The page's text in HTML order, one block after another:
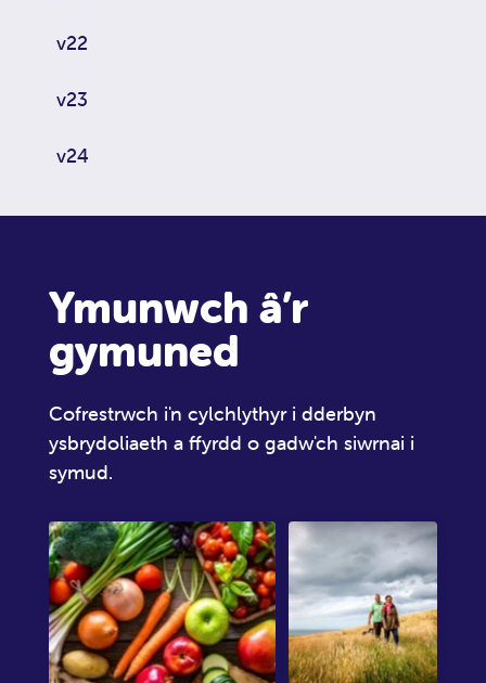
v22
v23
v24
Ymunwch â’r
gymuned
Cofrestrwch i'n cylchlythyr i dderbyn
ysbrydoliaeth a ffyrdd o gadw'ch siwrnai i
symud.